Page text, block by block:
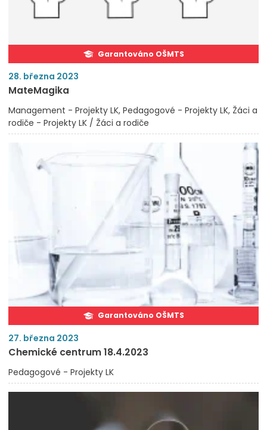
Garantováno OŠMTS
28. března 2023
MateMagika
Management - Projekty LK Pedagogové - Projekty LK Žáci a
rodiče - Projekty LK / Žáci a rodiče
Garantováno OŠMTS
27. března 2023
Chemické centrum 18.4.2023
Pedagogové - Projekty LK